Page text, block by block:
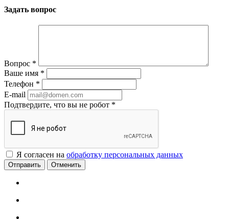
Задать вопрос
Вопрос *
Ваше имя *
Телефон *
E-mail
Подтвердите, что вы не робот *
Я согласен на обработку персональных данных
Отменить